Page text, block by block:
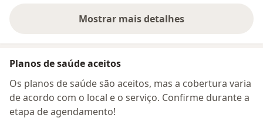
Mostrar mais detalhes
sobre o endereço
Planos de saúde aceitos
Os planos de saúde são aceitos, mas a cobertura varia
de acordo com o local e o serviço. Confirme durante a
etapa de agendamento!